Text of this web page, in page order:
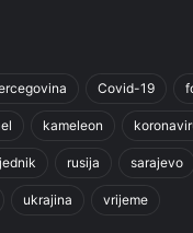
Covid-19
kameleon
rusija sarajevo
ukrajina vrijeme